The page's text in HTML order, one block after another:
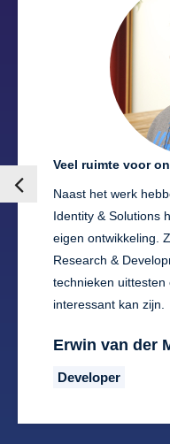
Veel ruimte voor
Naast het werk
Identity & Solutions
eigen ontwikkeling.
Research &
technieken
interessant kan zijn.
Erwin van der
Developer